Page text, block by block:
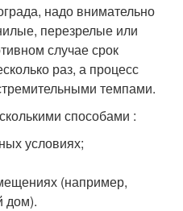
надо внимательно
перезрелые или
случае срок
раз, а процесс
темпами.
способами :
условиях;
(например,
дом).